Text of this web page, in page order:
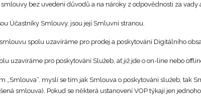
bez uvedení důvodů a na nároky z odpovědnosti za vady
Účastníky Smlouvy, jsou její Smluvní stranou.
spolu uzavíráme pro prodej a poskytování Digitálního
uzavíráme pro poskytování Služeb, ať již jde o on-line nebo
„Smlouva“, myslí se tím jak Smlouva o poskytování služeb, tak
smlouva). Pokud se některá ustanovení VOP týkají jen